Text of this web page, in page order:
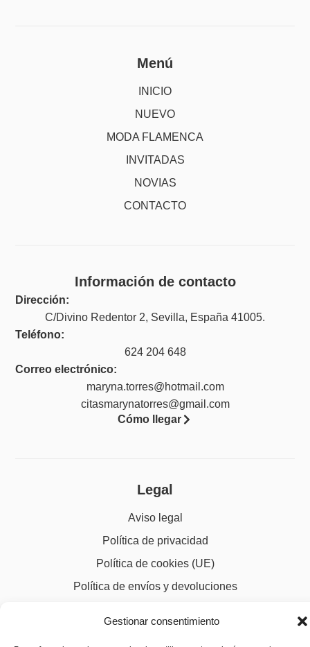
Gestionar consentimiento
Menú
INICIO
NUEVO
MODA FLAMENCA
INVITADAS
NOVIAS
CONTACTO
Información de contacto
Dirección:
C/Divino Redentor 2, Sevilla, España 41005.
Teléfono:
624 204 648
Correo electrónico:
maryna.torres@hotmail.com
citasmarynatorres@gmail.com
Cómo llegar
Legal
Aviso legal
Política de privacidad
Política de cookies (UE)
Política de envíos y devoluciones